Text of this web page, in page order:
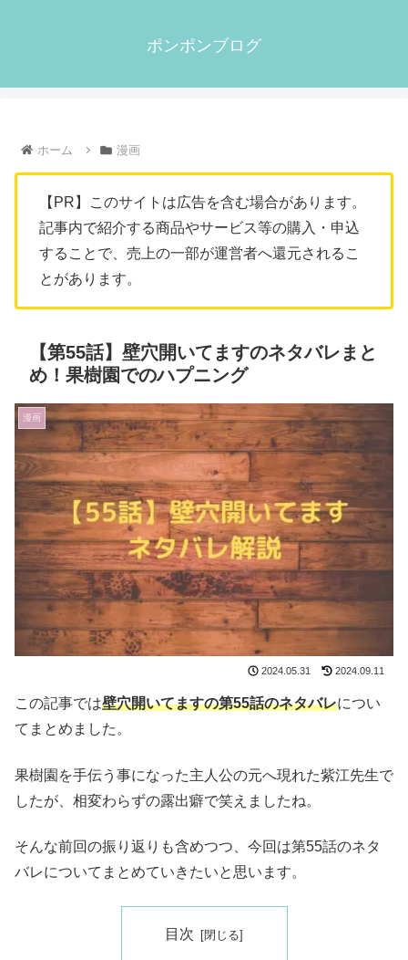
ポンポンブログ
ホーム 漫画
【PR】このサイトは広告を含む場合があります。
記事内で紹介する商品やサービス等の購入・申込
することで、売上の一部が運営者へ還元されるこ
とがあります。
【第55話】壁穴開いてますのネタバレまと
め！果樹園でのハプニング
漫画
2024.05.31 2024.09.11
この記事では壁穴開いてますの第55話のネタバレについ
てまとめました。
果樹園を手伝う事になった主人公の元へ現れた紫江先生で
したが、相変わらずの露出癖で笑えましたね。
そんな前回の振り返りも含めつつ、今回は第55話のネタ
バレについてまとめていきたいと思います。
目次